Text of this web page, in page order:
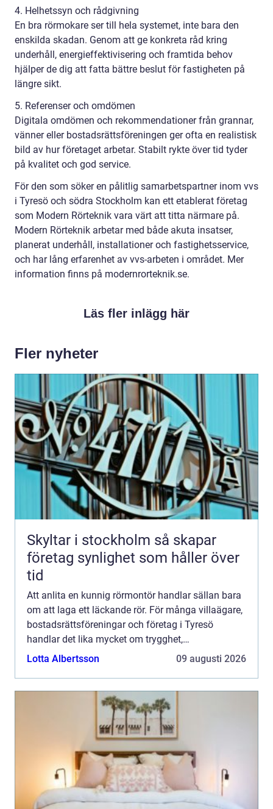
4. Helhetssyn och rådgivning
En bra rörmokare ser till hela systemet, inte bara den
enskilda skadan. Genom att ge konkreta råd kring
underhåll, energieffektivisering och framtida behov
hjälper de dig att fatta bättre beslut för fastigheten på
längre sikt.
5. Referenser och omdömen
Digitala omdömen och rekommendationer från grannar,
vänner eller bostadsrättsföreningen ger ofta en realistisk
bild av hur företaget arbetar. Stabilt rykte över tid tyder
på kvalitet och god service.
För den som söker en pålitlig samarbetspartner inom vvs
i Tyresö och södra Stockholm kan ett etablerat företag
som Modern Rörteknik vara värt att titta närmare på.
Modern Rörteknik arbetar med både akuta insatser,
planerat underhåll, installationer och fastighetsservice,
och har lång erfarenhet av vvs-arbeten i området. Mer
information finns på modernrorteknik.se.
Läs fler inlägg här
Fler nyheter
Skyltar i stockholm så skapar
företag synlighet som håller över
tid
Att anlita en kunnig rörmontör handlar sällan bara
om att laga ett läckande rör. För många villaägare,
bostadsrättsföreningar och företag i Tyresö
handlar det lika mycket om trygghet,
energieffektivitet och att slippa dyra akuta
Lotta Albertsson 09 augusti 2026